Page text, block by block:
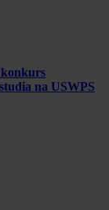
na USWPS